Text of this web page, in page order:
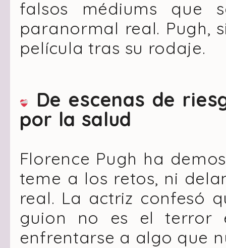
falsos médiums que
paranormal real. Pugh,
película tras su rodaje.
De escenas de
por la salud
Florence Pugh ha
teme a los retos, ni
real. La actriz confesó
guion no es el terror
enfrentarse a algo que